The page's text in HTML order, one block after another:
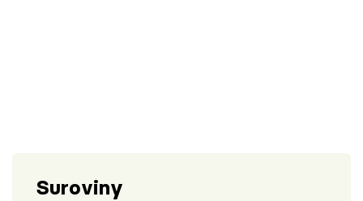
Suroviny